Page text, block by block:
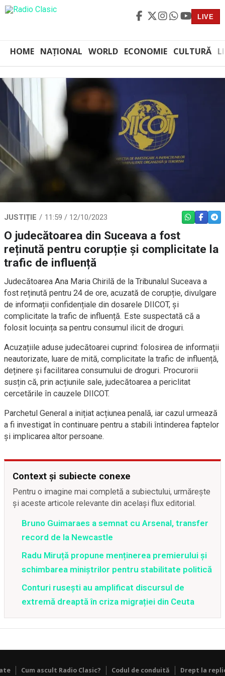
LIVE
HOME NAȚIONAL WORLD ECONOMIE CULTURĂ
JUSTIȚIE 11:59 / 12/10/2023 WHATSAPP
O judecătoarea din Suceava a fost
reținută pentru corupție și complicitate la
trafic de influență
Judecătoarea Ana Maria Chirilă de la Tribunalul Suceava a
fost reținută pentru 24 de ore, acuzată de corupție, divulgare
de informații confidențiale din dosarele DIICOT, și
complicitate la trafic de influență. Este suspectată că a
folosit locuința sa pentru consumul ilicit de droguri.
Acuzațiile aduse judecătoarei cuprind: folosirea de informații
neautorizate, luare de mită, complicitate la trafic de influență,
deținere și facilitarea consumului de droguri. Procurorii
susțin că, prin acțiunile sale, judecătoarea a periclitat
cercetările în cauzele DIICOT.
Parchetul General a inițiat acțiunea penală, iar cazul urmează
a fi investigat în continuare pentru a stabili întinderea faptelor
și implicarea altor persoane.
Context și subiecte conexe
Pentru o imagine mai completă a subiectului, urmărește
și aceste articole relevante din același flux editorial.
Bruno Guimaraes a semnat cu Arsenal, transfer
record de la Newcastle
Radu Miruță propune menținerea premierului și
schimbarea miniștrilor pentru stabilitate politică
Conturi rusești au amplificat discursul de
extremă dreaptă în criza migrației din Ceuta
Cum ascult Radio Clasic? Codul de conduită Drept la